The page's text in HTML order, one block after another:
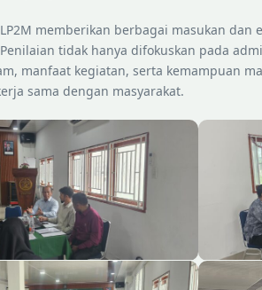
memberikan berbagai masukan dan
tidak hanya difokuskan pada
manfaat kegiatan, serta kemampuan
sama dengan masyarakat.